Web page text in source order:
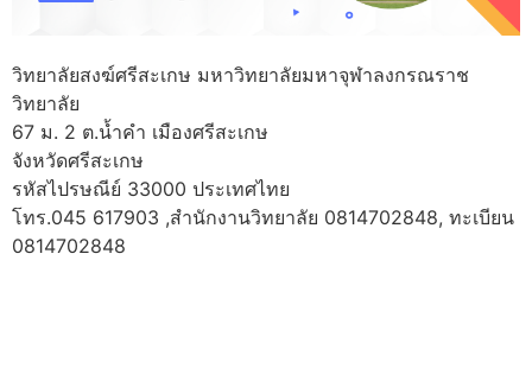
วิทยาลัยสงฆ์ศรีสะเกษ มหาวิทยาลัยมหาจุฬาลงกรณราช
วิทยาลัย
67 ม. 2 ต.น้ำคำ เมืองศรีสะเกษ
จังหวัดศรีสะเกษ
รหัสไปรษณีย์ 33000 ประเทศไทย
โทร.045 617903 ,สำนักงานวิทยาลัย 0814702848, ทะเบียน
0814702848